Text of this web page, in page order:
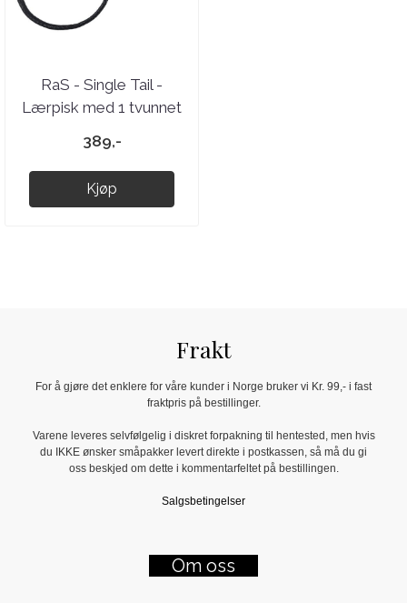
RaS - Single Tail -
Lærpisk med 1 tvunnet
389,-
Kjøp
Frakt
For å gjøre det enklere for våre kunder i Norge bruker vi Kr. 99,- i fast
fraktpris på bestillinger.
Varene leveres selvfølgelig i diskret forpakning til hentested, men hvis
du IKKE ønsker småpakker levert direkte i postkassen, så må du gi
oss beskjed om dette i kommentarfeltet på bestillingen.
Salgsbetingelser
Om oss